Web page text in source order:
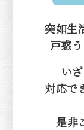
突如生
戸惑
い
対応で
是非